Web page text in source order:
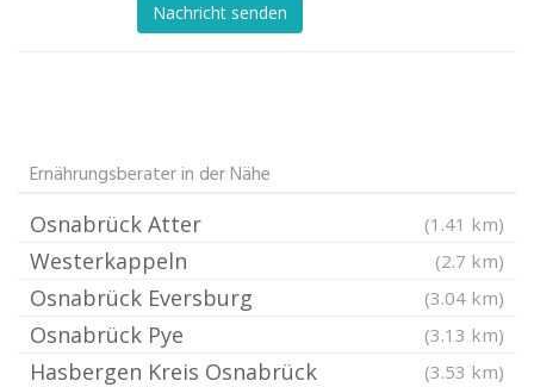
Nachricht senden
Ernährungsberater in der Nähe
Osnabrück Atter (1.41 km)
Westerkappeln (2.7 km)
Osnabrück Eversburg (3.04 km)
Osnabrück Pye (3.13 km)
Hasbergen Kreis Osnabrück (3.53 km)